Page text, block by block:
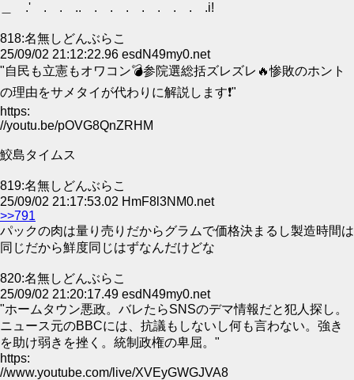
＿ .' . . .. . . . . . . . .i!
818:名無しどんぶらこ
25/09/02 21:12:22.96 esdN49my0.net
"自民も立憲もオワコン💣参院選総括ズレズレ🔥惨敗のホント
の理由をサメタイが代わりに解説します❗"
https:
//youtu.be/pOVG8QnZRHM
鮫島タイムス
819:名無しどんぶらこ
25/09/02 21:17:53.02 HmF8l3NM0.net
>>791
パックの肉は量り売りだからグラムで価格決まるし製造時間は
同じだから鮮度同じはずなんだけどな
820:名無しどんぶらこ
25/09/02 21:20:17.49 esdN49my0.net
"ホームタウン悪政。バレたらSNSのデマ情報だと犯人探し。
ニュース元のBBCには、抗議もしないし何も言わない。強き
を助け弱きを挫く。統制政権の卑屈。"
https:
//www.youtube.com/live/XVEyGWGJVA8